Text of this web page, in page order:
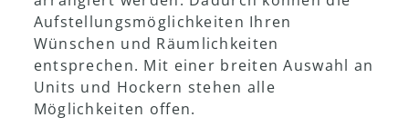
Kontakt
Ausstellungsraum
Aufstellungsmöglichkeiten Ihren
Wünschen und Räumlichkeiten
entsprechen. Mit einer breiten Auswahl an
Units und Hockern stehen alle
Möglichkeiten offen.